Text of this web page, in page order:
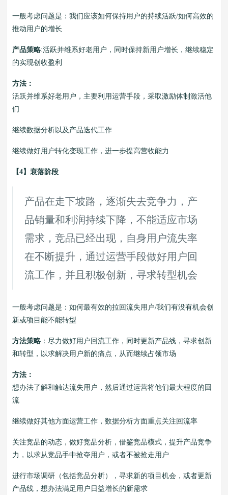
一般考虑问题是：我们应该如何保持用户的持续活跃/如何高效的
推动用户的增长
产品策略:活跃并维系好老用户，同时保持新用户增长，继续稳定
的实现创收盈利
方法：
活跃并维系好老用户，主要利用运营手段，采取激励体制激活他
们
继续数据分析以及产品迭代工作
继续做好用户转化变现工作，进一步提高营收能力
【4】衰落阶段
产品在走下坡路，逐渐失去竞争力，产
品销量和利润持续下降，不能适应市场
需求，竞品已经出现，自身用户流失率
在不断提升，通过运营手段做好用户回
流工作，并且积极创新，寻求转型机会
一般考虑问题是：如何最有效的拉回流失用户/我们有没有机会创
新或项目能不能转型
方法策略 ：尽力做好用户回流工作，同时更新产品线，寻求创新
和转型，以求解决用户新的痛点，从而继续占领市场
方法：
想办法了解和触达流失用户，然后通过运营将他们最大程度的回
流
继续做好其他方面运营工作，数据分析方面重点关注回流率
关注竞品的动态，做好竞品分析，借鉴竞品模式，提升产品竞争
力，以求从竞品手中抢夺用户，或者不被抢走用户
进行市场调研（包括竞品分析），寻求新的项目机会，或者更新
产品线，想办法满足用户日益增长的新需求